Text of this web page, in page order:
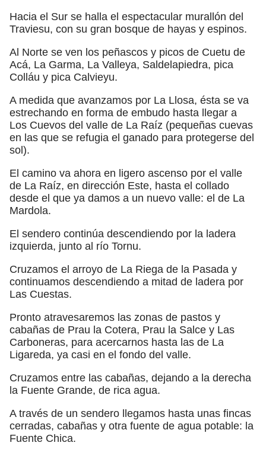
Hacia el Sur se halla el espectacular murallón del
Traviesu, con su gran bosque de hayas y espinos.
Al Norte se ven los peñascos y picos de Cuetu de
Acá, La Garma, La Valleya, Saldelapiedra, pica
Colláu y pica Calvieyu.
A medida que avanzamos por La Llosa, ésta se va
estrechando en forma de embudo hasta llegar a
Los Cuevos del valle de La Raíz (pequeñas cuevas
en las que se refugia el ganado para protegerse del
sol).
El camino va ahora en ligero ascenso por el valle
de La Raíz, en dirección Este, hasta el collado
desde el que ya damos a un nuevo valle: el de La
Mardola.
El sendero continúa descendiendo por la ladera
izquierda, junto al río Tornu.
Cruzamos el arroyo de La Riega de la Pasada y
continuamos descendiendo a mitad de ladera por
Las Cuestas.
Pronto atravesaremos las zonas de pastos y
cabañas de Prau la Cotera, Prau la Salce y Las
Carboneras, para acercarnos hasta las de La
Ligareda, ya casi en el fondo del valle.
Cruzamos entre las cabañas, dejando a la derecha
la Fuente Grande, de rica agua.
A través de un sendero llegamos hasta unas fincas
cerradas, cabañas y otra fuente de agua potable: la
Fuente Chica.